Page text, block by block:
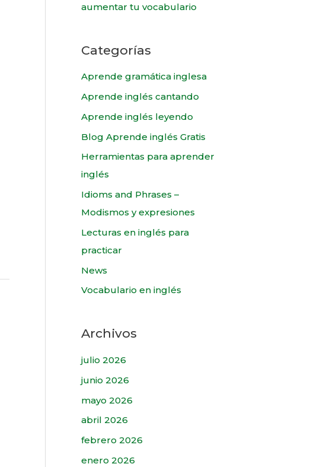
aumentar tu vocabulario
Categorías
Aprende gramática inglesa
Aprende inglés cantando
Aprende inglés leyendo
Blog Aprende inglés Gratis
Herramientas para aprender
inglés
Idioms and Phrases –
Modismos y expresiones
Lecturas en inglés para
practicar
News
Vocabulario en inglés
Archivos
julio 2026
junio 2026
mayo 2026
abril 2026
febrero 2026
enero 2026